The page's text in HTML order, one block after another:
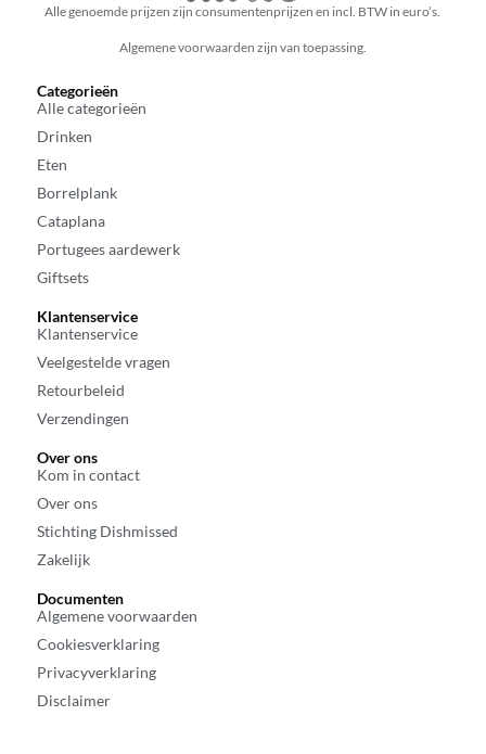
Alle genoemde prijzen zijn consumentenprijzen en incl. BTW in euro’s.
Algemene voorwaarden zijn van toepassing.
Categorieën
Alle categorieën
Drinken
Eten
Borrelplank
Cataplana
Portugees aardewerk
Giftsets
Klantenservice
Klantenservice
Veelgestelde vragen
Retourbeleid
Verzendingen
Over ons
Kom in contact
Over ons
Stichting Dishmissed
Zakelijk
Documenten
Algemene voorwaarden
Cookiesverklaring
Privacyverklaring
Disclaimer